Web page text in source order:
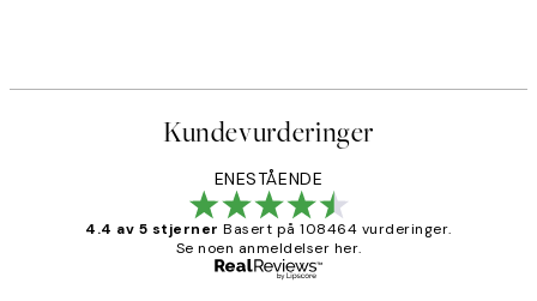
Kundevurderinger
ENESTÅENDE
4.4 av 5 stjerner Basert på 108464 vurderinger.
Se noen anmeldelser her.